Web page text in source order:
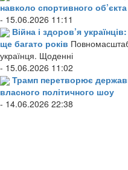
навколо спортивного об’єкта
- 15.06.2026 11:11
Війна і здоров’я
ще багато років
українця. Щоденні
- 15.06.2026 11:02
Трамп перетворює
власного політичного шоу
- 14.06.2026 22:38